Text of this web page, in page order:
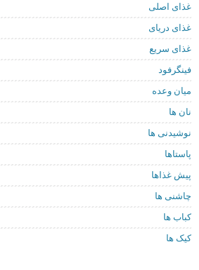
غذای اصلی
غذای دریای
غذای سریع
فینگرفود
میان وعده
نان ها
نوشیدنی ها
پاستاها
پیش غذاها
چاشنی ها
کباب ها
کیک ها